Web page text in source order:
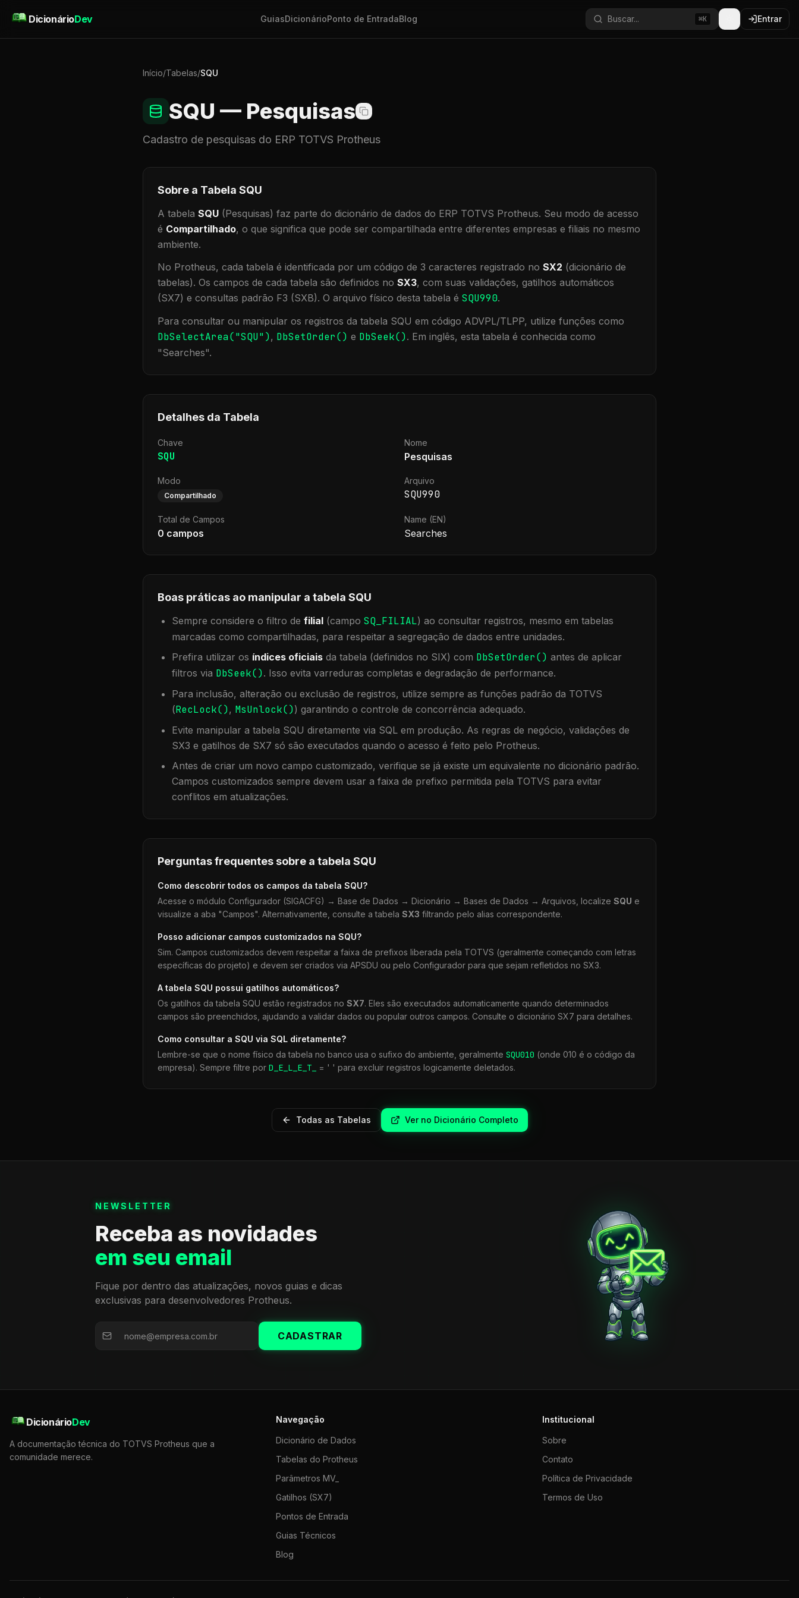
DicionárioDev GuiasDicionárioPonto de EntradaBlog Buscar... ⌘K Entrar
Início/Tabelas/SQU
SQU — Pesquisas
Cadastro de pesquisas do ERP TOTVS Protheus
Sobre a Tabela SQU
A tabela SQU (Pesquisas) faz parte do dicionário de dados do ERP TOTVS Protheus. Seu modo de acesso
é Compartilhado, o que significa que pode ser compartilhada entre diferentes empresas e filiais no mesmo
ambiente.
No Protheus, cada tabela é identificada por um código de 3 caracteres registrado no SX2 (dicionário de
tabelas). Os campos de cada tabela são definidos no SX3, com suas validações, gatilhos automáticos
(SX7) e consultas padrão F3 (SXB). O arquivo físico desta tabela é SQU990.
Para consultar ou manipular os registros da tabela SQU em código ADVPL/TLPP, utilize funções como
DbSelectArea("SQU"), DbSetOrder() e DbSeek(). Em inglês, esta tabela é conhecida como
"Searches".
Detalhes da Tabela
Chave
SQU
Nome
Pesquisas
Modo
Compartilhado
Arquivo
SQU990
Total de Campos
0 campos
Name (EN)
Searches
Boas práticas ao manipular a tabela SQU
Sempre considere o filtro de filial (campo SQ_FILIAL) ao consultar registros, mesmo em tabelas
marcadas como compartilhadas, para respeitar a segregação de dados entre unidades.
Prefira utilizar os índices oficiais da tabela (definidos no SIX) com DbSetOrder() antes de aplicar
filtros via DbSeek(). Isso evita varreduras completas e degradação de performance.
Para inclusão, alteração ou exclusão de registros, utilize sempre as funções padrão da TOTVS
(RecLock(), MsUnlock()) garantindo o controle de concorrência adequado.
Evite manipular a tabela SQU diretamente via SQL em produção. As regras de negócio, validações de
SX3 e gatilhos de SX7 só são executados quando o acesso é feito pelo Protheus.
Antes de criar um novo campo customizado, verifique se já existe um equivalente no dicionário padrão.
Campos customizados sempre devem usar a faixa de prefixo permitida pela TOTVS para evitar
conflitos em atualizações.
Perguntas frequentes sobre a tabela SQU
Como descobrir todos os campos da tabela SQU?
Acesse o módulo Configurador (SIGACFG) → Base de Dados → Dicionário → Bases de Dados → Arquivos, localize SQU e
visualize a aba "Campos". Alternativamente, consulte a tabela SX3 filtrando pelo alias correspondente.
Posso adicionar campos customizados na SQU?
Sim. Campos customizados devem respeitar a faixa de prefixos liberada pela TOTVS (geralmente começando com letras
específicas do projeto) e devem ser criados via APSDU ou pelo Configurador para que sejam refletidos no SX3.
A tabela SQU possui gatilhos automáticos?
Os gatilhos da tabela SQU estão registrados no SX7. Eles são executados automaticamente quando determinados
campos são preenchidos, ajudando a validar dados ou popular outros campos. Consulte o dicionário SX7 para detalhes.
Como consultar a SQU via SQL diretamente?
Lembre-se que o nome físico da tabela no banco usa o sufixo do ambiente, geralmente SQU010 (onde 010 é o código da
empresa). Sempre filtre por D_E_L_E_T_ = ' ' para excluir registros logicamente deletados.
Todas as Tabelas Ver no Dicionário Completo
NEWSLETTER
Receba as novidades
em seu email
Fique por dentro das atualizações, novos guias e dicas
exclusivas para desenvolvedores Protheus.
CADASTRAR
DicionárioDev
A documentação técnica do TOTVS Protheus que a
comunidade merece.
Navegação
Dicionário de Dados
Tabelas do Protheus
Parâmetros MV_
Gatilhos (SX7)
Pontos de Entrada
Guias Técnicos
Blog
Institucional
Sobre
Contato
Política de Privacidade
Termos de Uso